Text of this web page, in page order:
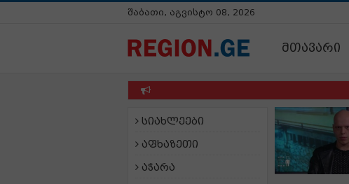
შაბათი, აგვისტო 08, 2026
მთავარი
სიახლეები
აფხაზეთი
აჭარა